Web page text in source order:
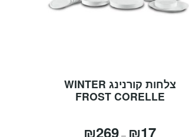
צלחות קורנינג WINTER
FROST CORELLE
₪17
₪269